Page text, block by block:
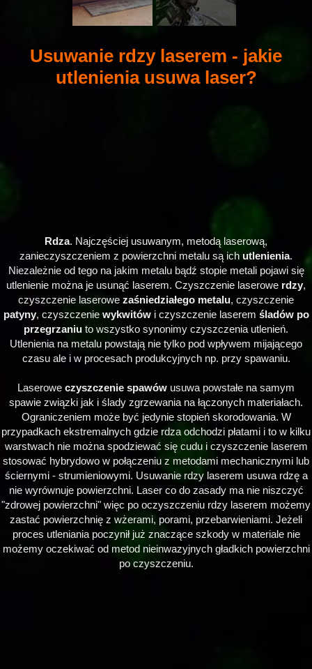
Rdza. Najczęściej usuwanym, metodą laserową,
zanieczyszczeniem z powierzchni metalu są ich utlenienia.
Niezależnie od tego na jakim metalu bądź stopie metali pojawi się
utlenienie można je usunąć laserem. Czyszczenie laserowe rdzy,
czyszczenie laserowe zaśniedziałego metalu, czyszczenie
patyny, czyszczenie wykwitówi czyszczenie laserem śladów po
przegrzaniu to wszystko synonimy czyszczenia utlenień.
Utlenienia na metalu powstają nie tylko pod wpływem mijającego
czasu ale i w procesach produkcyjnych np. przy spawaniu.
Laserowe czyszczenie spawów usuwa powstałe na samym
spawie związki jak i ślady zgrzewania na łączonych materiałach.
Ograniczeniem może być jedynie stopień skorodowania. W
przypadkach ekstremalnych gdzie rdza odchodzi płatami i to w kilku
warstwach nie można spodziewać się cudu i czyszczenie laserem
stosować hybrydowo w połączeniu z metodami mechanicznymi lub
ściernymi - strumieniowymi. Usuwanie rdzy laserem usuwa rdzę a
nie wyrównuje powierzchni. Laser co do zasady ma nie niszczyć
"zdrowej powierzchni" więc po oczyszczeniu rdzy laserem możemy
zastać powierzchnię z wżerami, porami, przebarwieniami. Jeżeli
proces utleniania poczynił już znaczące szkody w materiale nie
możemy oczekiwać od metod nieinwazyjnych gładkich powierzchni
po czyszczeniu.
Usuwanie rdzy laserem - jakie
utlenienia usuwa laser?